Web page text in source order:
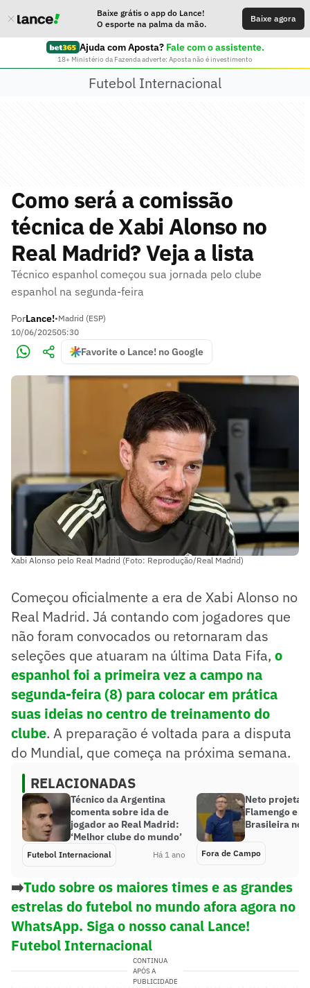
Baixe grátis o app do Lance!
O esporte na palma da mão.
Baixe agora
Ajuda com Aposta? Fale com o assistente.
18+ Ministério da Fazenda adverte: Aposta não é investimento
Futebol Internacional
Como será a comissão
técnica de Xabi Alonso no
Real Madrid? Veja a lista
Técnico espanhol começou sua jornada pelo clube
espanhol na segunda-feira
PorLance!•Madrid (ESP)
10/06/202505:30
Favorite o Lance! no Google
Xabi Alonso pelo Real Madrid (Foto: Reprodução/Real Madrid)
Começou oficialmente a era de Xabi Alonso no
Real Madrid. Já contando com jogadores que
não foram convocados ou retornaram das
seleções que atuaram na última Data Fifa, o
espanhol foi a primeira vez a campo na
segunda-feira (8) para colocar em prática
suas ideias no centro de treinamento do
clube. A preparação é voltada para a disputa
do Mundial, que começa na próxima semana.
RELACIONADAS
Técnico da Argentina
comenta sobre ida de
jogador ao Real Madrid:
‘Melhor clube do mundo’
Futebol Internacional Há 1 ano
Neto projeta
Flamengo e
Brasileira no
Fora de Campo
➡️Tudo sobre os maiores times e as grandes
estrelas do futebol no mundo afora agora no
WhatsApp. Siga o nosso canal Lance!
Futebol Internacional
CONTINUA
APÓS A
PUBLICIDADE